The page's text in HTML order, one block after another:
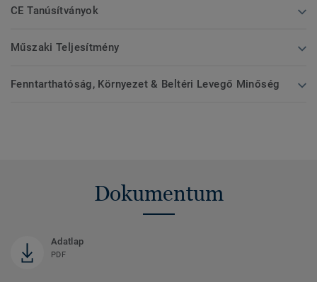
CE Tanúsítványok
Műszaki Teljesítmény
Fenntarthatóság, Környezet & Beltéri Levegő Minőség
Dokumentum
Adatlap
PDF